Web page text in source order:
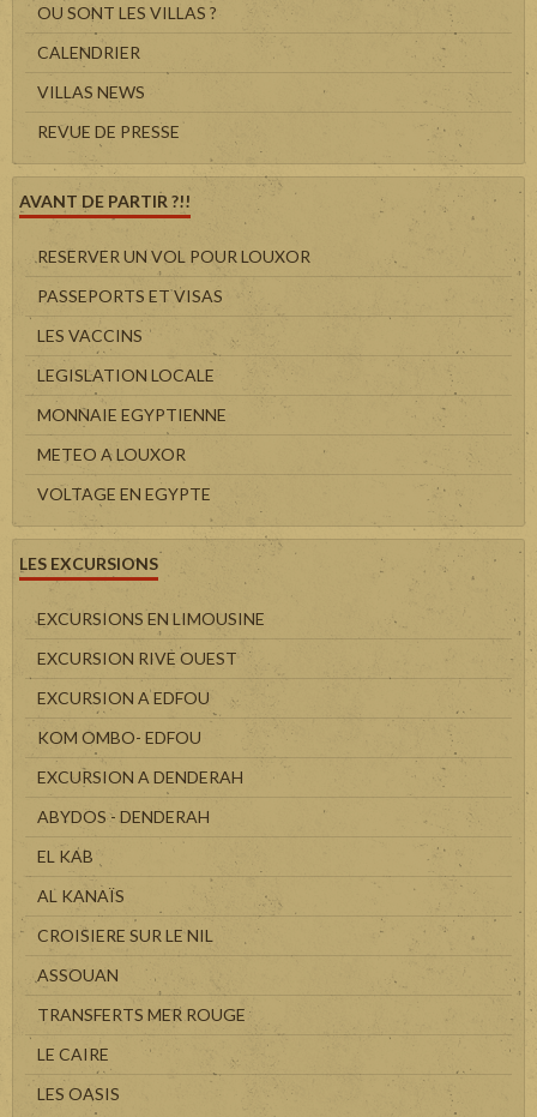
OU SONT LES VILLAS ?
CALENDRIER
VILLAS NEWS
REVUE DE PRESSE
AVANT DE PARTIR ?!!
RESERVER UN VOL POUR LOUXOR
PASSEPORTS ET VISAS
LES VACCINS
LEGISLATION LOCALE
MONNAIE EGYPTIENNE
METEO A LOUXOR
VOLTAGE EN EGYPTE
LES EXCURSIONS
EXCURSIONS EN LIMOUSINE
EXCURSION RIVE OUEST
EXCURSION A EDFOU
KOM OMBO- EDFOU
EXCURSION A DENDERAH
ABYDOS - DENDERAH
EL KAB
AL KANAÏS
CROISIERE SUR LE NIL
ASSOUAN
TRANSFERTS MER ROUGE
LE CAIRE
LES OASIS